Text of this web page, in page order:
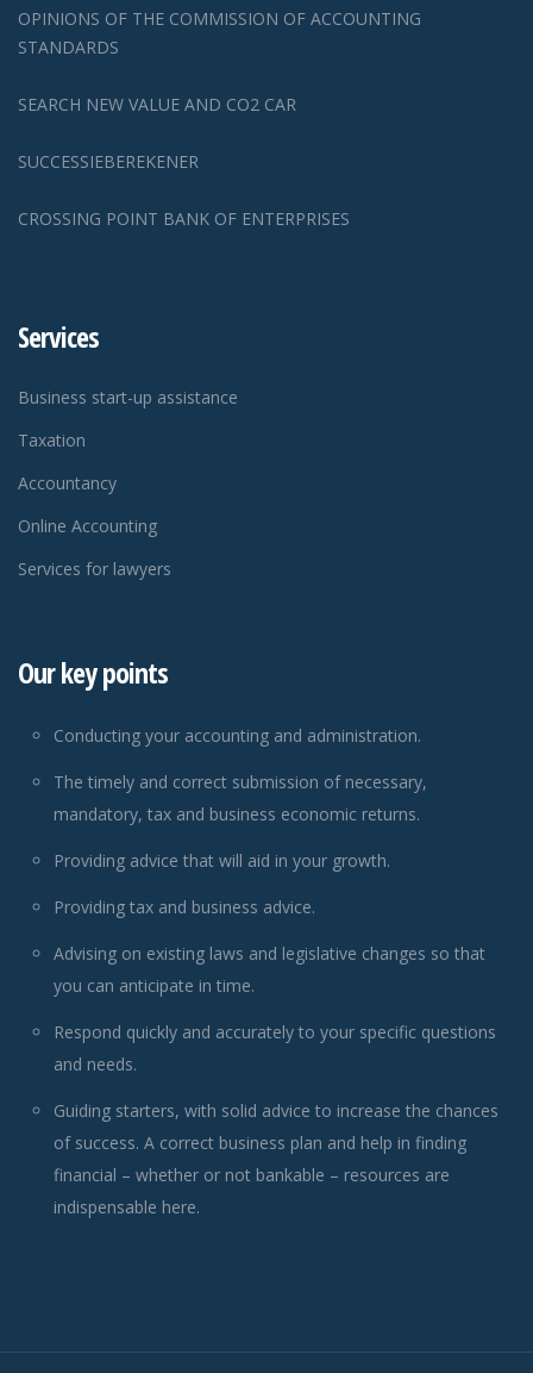
OPINIONS OF THE COMMISSION OF ACCOUNTING
STANDARDS
SEARCH NEW VALUE AND CO2 CAR
SUCCESSIEBEREKENER
CROSSING POINT BANK OF ENTERPRISES
Services
Business start-up assistance
Taxation
Accountancy
Online Accounting
Services for lawyers
Our key points
Conducting your accounting and administration.
The timely and correct submission of necessary,
mandatory, tax and business economic returns.
Providing advice that will aid in your growth.
Providing tax and business advice.
Advising on existing laws and legislative changes so that
you can anticipate in time.
Respond quickly and accurately to your specific questions
and needs.
Guiding starters, with solid advice to increase the chances
of success. A correct business plan and help in finding
financial – whether or not bankable – resources are
indispensable here.